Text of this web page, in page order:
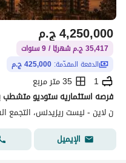
ج.م4,250,000
35,417 ج.م شهريًا / 9 سنوات
الدفعة المقدّمة: 425,000 ج.م
1
35 متر مربع
ن لاين - نيست ريزيدنس، التجمع
الإيميل